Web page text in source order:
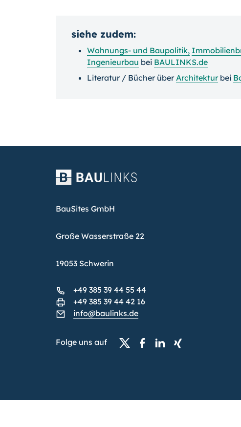
siehe zudem:
Wohnungs- und Baupolitik,
Ingenieurbau bei BAULINKS.de
Literatur / Bücher überArchitekturbei
BauSites GmbH
Große Wasserstraße 22
19053 Schwerin
+49 385 39 44 55 44
+49 385 39 44 42 16
info@baulinks.de
Folge uns auf